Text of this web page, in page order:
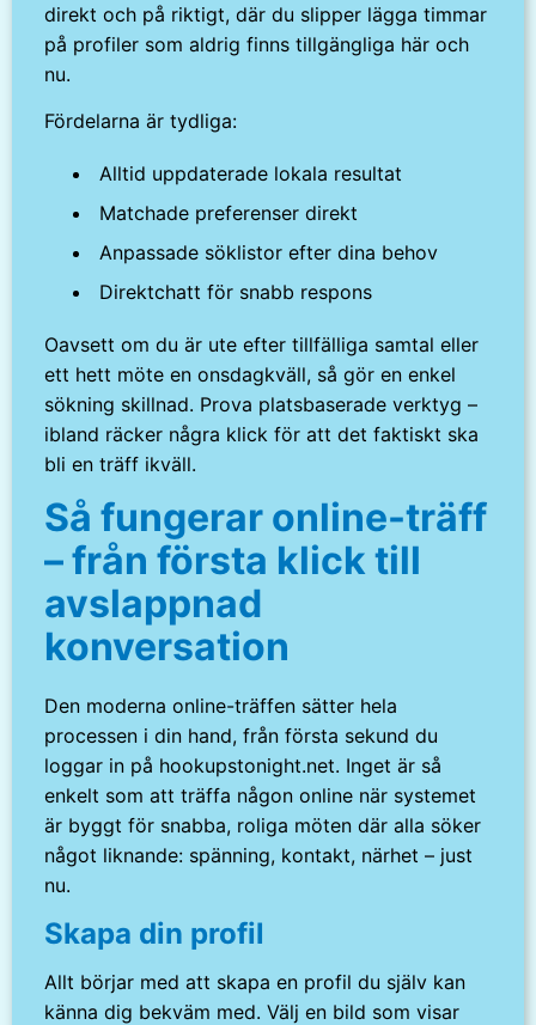
direkt och på riktigt, där du slipper lägga timmar
på profiler som aldrig finns tillgängliga här och
nu.
Fördelarna är tydliga:
Alltid uppdaterade lokala resultat
Matchade preferenser direkt
Anpassade söklistor efter dina behov
Direktchatt för snabb respons
Oavsett om du är ute efter tillfälliga samtal eller
ett hett möte en onsdagkväll, så gör en enkel
sökning skillnad. Prova platsbaserade verktyg –
ibland räcker några klick för att det faktiskt ska
bli en träff ikväll.
Så fungerar online-träff
– från första klick till
avslappnad
konversation
Den moderna online-träffen sätter hela
processen i din hand, från första sekund du
loggar in på hookupstonight.net. Inget är så
enkelt som att träffa någon online när systemet
är byggt för snabba, roliga möten där alla söker
något liknande: spänning, kontakt, närhet – just
nu.
Skapa din profil
Allt börjar med att skapa en profil du själv kan
känna dig bekväm med. Välj en bild som visar